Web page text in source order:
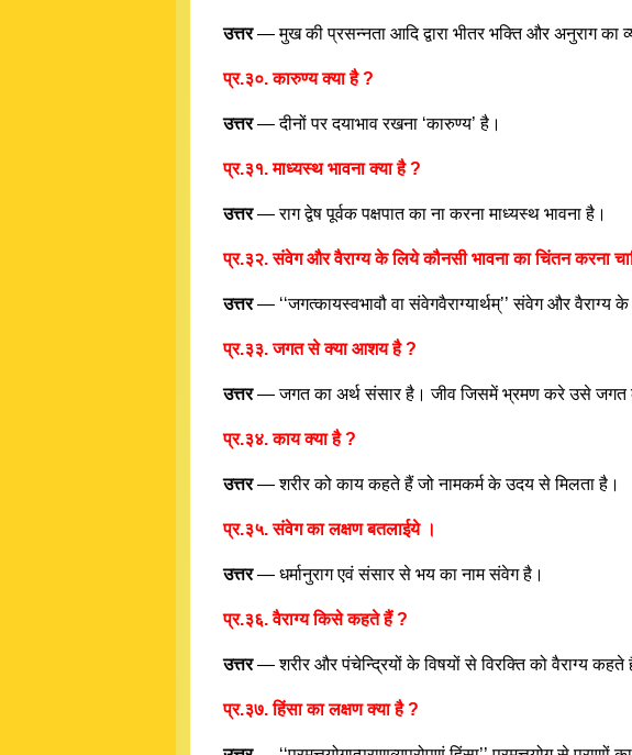
उत्तर— मुख की प्रसन्नता आदि द्वारा भीतर भक्ति और अनुराग का
प्र.३०. कारुण्य क्या है ?
उत्तर— दीनों पर दयाभाव रखना ‘कारुण्य’ है।
प्र.३१. माध्यस्थ भावना क्या है ?
उत्तर— राग द्वेष पूर्वक पक्षपात का ना करना माध्यस्थ भावना है।
प्र.३२. संवेग और वैराग्य के लिये कौनसी भावना का चिंतन करना
उत्तर— ‘‘जगत्कायस्वभावौ वा संवेगवैराग्यार्थम्’’ संवेग और
प्र.३३. जगत से क्या आशय है ?
उत्तर— जगत का अर्थ संसार है। जीव जिसमें भ्रमण करे उसे जगत
प्र.३४. काय क्या है ?
उत्तर— शरीर को काय कहते हैं जो नामकर्म के उदय से मिलता है।
प्र.३५. संवेग का लक्षण बतलाईये ।
उत्तर— धर्मानुराग एवं संसार से भय का नाम संवेग है।
प्र.३६. वैराग्य किसे कहते हैं ?
उत्तर— शरीर और पंचेन्द्रियों के विषयों से विरक्ति को वैराग्य कहते
प्र.३७. हिंसा का लक्षण क्या है ?